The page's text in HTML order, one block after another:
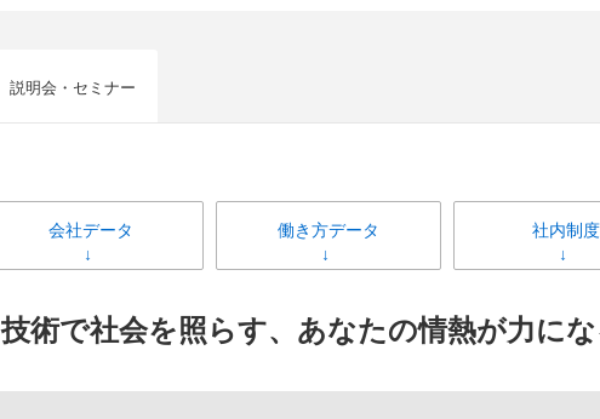
説明会・セミナー
会社データ 働き方データ 社内制度
技術で社会を照らす、あなたの情熱が力に